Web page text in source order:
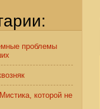
проблемы
Мистика, которой не